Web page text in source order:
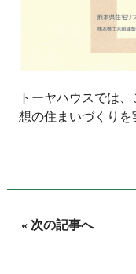
トーヤハウスでは
想の住まいづくりを
« 次の記事へ